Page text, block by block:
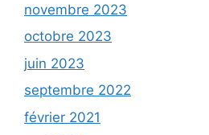
novembre 2023
octobre 2023
juin 2023
septembre 2022
février 2021